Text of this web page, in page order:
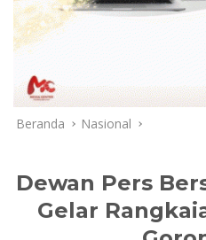
Beranda Nasional
Dewan Pers
Gelar